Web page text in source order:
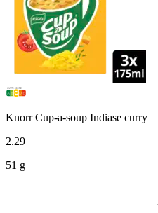
Knorr Cup-a-soup Indiase curry
2.29
51 g